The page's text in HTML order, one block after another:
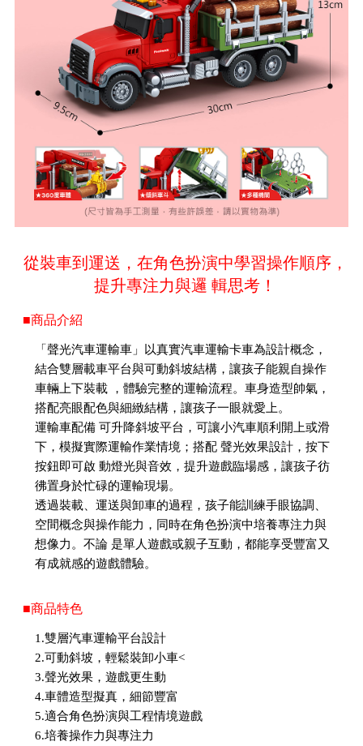
從裝車到運送，在角色扮演中學習操作順序，
提升專注力與邏 輯思考！
■商品介紹
「聲光汽車運輸車」以真實汽車運輸卡車為設計概念，
結合雙層載車平台與可動斜坡結構，讓孩子能親自操作
車輛上下裝載 ，體驗完整的運輸流程。車身造型帥氣，
搭配亮眼配色與細緻結構，讓孩子一眼就愛上。
運輸車配備 可升降斜坡平台，可讓小汽車順利開上或滑
下，模擬實際運輸作業情境；搭配 聲光效果設計，按下
按鈕即可啟 動燈光與音效，提升遊戲臨場感，讓孩子彷
彿置身於忙碌的運輸現場。
透過裝載、運送與卸車的過程，孩子能訓練手眼協調、
空間概念與操作能力，同時在角色扮演中培養專注力與
想像力。不論 是單人遊戲或親子互動，都能享受豐富又
有成就感的遊戲體驗。
■商品特色
1.雙層汽車運輸平台設計
2.可動斜坡，輕鬆裝卸小車<
3.聲光效果，遊戲更生動
4.車體造型擬真，細節豐富
5.適合角色扮演與工程情境遊戲
6.培養操作力與專注力